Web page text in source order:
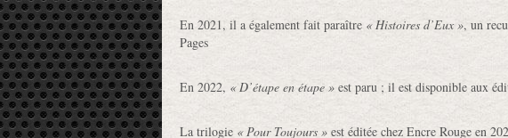
En 2021, il a également fait paraître « Histoires d’Eux », un
Pages
En 2022, « D’étape en étape » est paru ; il est disponible aux
La trilogie « Pour Toujours » est éditée chez Encre Rouge en